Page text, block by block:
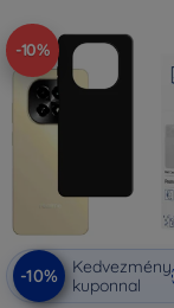
-10%
-10%
Kedvezmény
kuponnal